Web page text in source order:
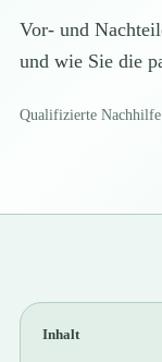
Vor- und
und wie Sie die
Qualifizierte Nachhilfe
Inhalt